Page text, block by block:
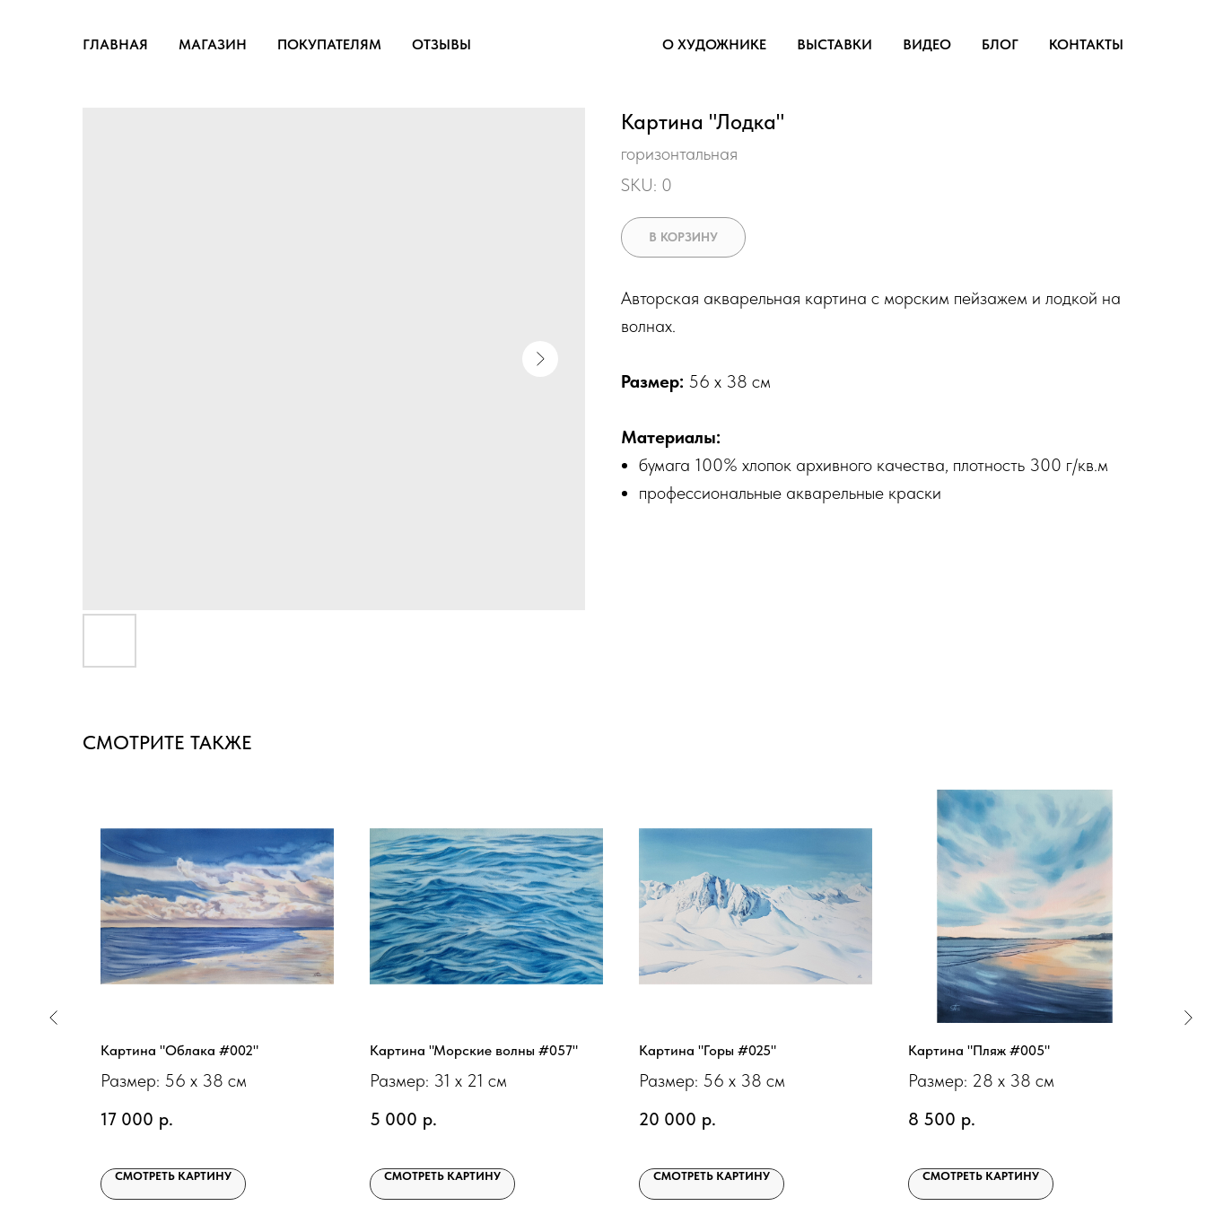
ГЛАВНАЯ МАГАЗИН ПОКУПАТЕЛЯМ ОТЗЫВЫ О ХУДОЖНИКЕ ВЫСТАВКИ ВИДЕО БЛОГ КОНТАКТЫ
Картина "Лодка"
горизонтальная
SKU: 0
В КОРЗИНУ
Авторская акварельная картина с морским пейзажем и лодкой на
волнах.
Размер: 56 х 38 см
Материалы:
бумага 100% хлопок архивного качества, плотность 300 г/кв.м
профессиональные акварельные краски
СМОТРИТЕ ТАКЖЕ
Картина "Облака #002"
Размер: 56 х 38 см
17 000 р.
СМОТРЕТЬ КАРТИНУ
Картина "Морские волны #057"
Размер: 31 х 21 см
5 000 р.
СМОТРЕТЬ КАРТИНУ
Картина "Горы #025"
Размер: 56 х 38 см
20 000 р.
СМОТРЕТЬ КАРТИНУ
Картина "Пляж #005"
Размер: 28 х 38 см
8 500 р.
СМОТРЕТЬ КАРТИНУ